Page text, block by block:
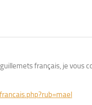
français, je vous